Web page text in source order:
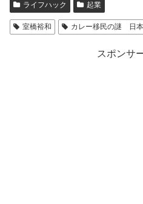
ライフハック
起業
室橋裕和 カレー移民の謎 日本
スポンサ